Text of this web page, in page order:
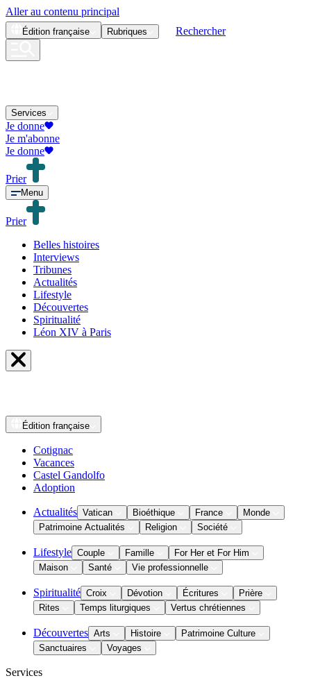
Aller au contenu principal
Édition française Rubriques Rechercher
Services
Je donne
Je m'abonne
Je donne
Prier
Menu
Prier
Belles histoires
Interviews
Tribunes
Actualités
Lifestyle
Découvertes
Spiritualité
Léon XIV à Paris
Édition française
Cotignac
Vacances
Castel Gandolfo
Adoption
Actualités Vatican Bioéthique France
Monde
Patrimoine Actualités
Religion Société
Lifestyle Couple Famille
For Her et For Him
Maison
Santé Vie professionnelle
Spiritualité Croix Dévotion Écritures
Prière
Rites
Temps liturgiques Vertus chrétiennes
Découvertes Arts Histoire
Patrimoine Culture
Sanctuaires
Voyages
Services